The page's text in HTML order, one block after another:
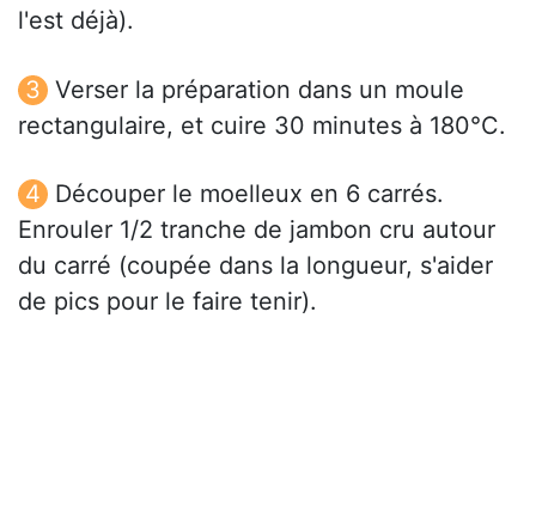
l'est déjà).
Verser la préparation dans un moule
rectangulaire, et cuire 30 minutes à 180°C.
Découper le moelleux en 6 carrés.
Enrouler 1/2 tranche de jambon cru autour
du carré (coupée dans la longueur, s'aider
de pics pour le faire tenir).